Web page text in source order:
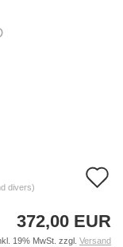
divers)
372,00 EUR
19% MwSt. zzgl. Versand